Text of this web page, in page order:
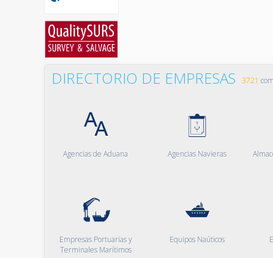
DIRECTORIO DE EMPRESAS 3721
Agencias de Aduana Agencias Navieras
Empresas Portuarias y
Terminales Marítimos
Equipos Naúticos